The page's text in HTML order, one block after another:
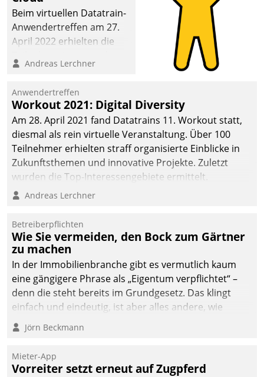
Beim virtuellen Datatrain-
Anwendertreffen am 27.
April 2022 erhielten die
Teilnehmer kurzweilige
Cloud-Strategien und -
Lösungen mit hohem
Zukunftspotenzial.
Andreas Lerchner
Anwendertreffen
Workout 2021: Digital Diversity
Am 28. April 2021 fand Datatrains 11. Workout statt,
diesmal als rein virtuelle Veranstaltung. Über 100
Teilnehmer erhielten straff organisierte Einblicke in
Zukunftsthemen und innovative Projekte. Zuletzt
wurden die Top-Interessengebiete ermittelt.
Andreas Lerchner
Betreiberpflichten
Wie Sie vermeiden, den Bock zum Gärtner
zu machen
In der Immobilienbranche gibt es vermutlich kaum
eine gängigere Phrase als „Eigentum verpflichtet“ –
denn die steht bereits im Grundgesetz. Das klingt
einfach und eindeutig, ist aber alles andere, wie
Branchenbeschäftigte wissen. Denn mit der
Verantwortung folgen Verpflichtungen.
Jörn Beckmann
Mieter-App
Vorreiter setzt erneut auf Zugpferd